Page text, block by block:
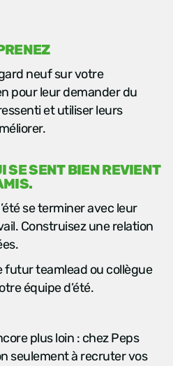
neuf sur votre
pour leur demander du
et utiliser leurs
SE SENT BIEN REVIENT
se terminer avec leur
Construisez une relation
teamlead ou collègue
équipe d’été.
plus loin : chez Peps
seulement à recruter vos